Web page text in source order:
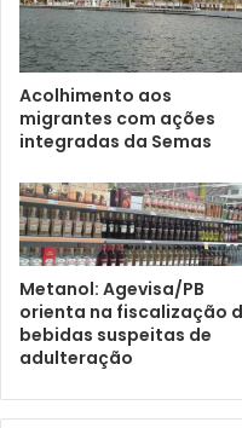
Acolhimento aos
migrantes com ações
integradas da Semas
Metanol: Agevisa/PB
orienta na fiscalização
bebidas suspeitas de
adulteração